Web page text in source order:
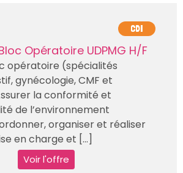
CDI
Opératoire UDPMG H/F
opératoire (spécialités
gynécologie, CMF et
la conformité et
de l’environnement
organiser et réaliser
en charge et [...]
Voir l'offre